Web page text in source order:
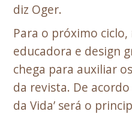
diz Oger.
Para o próximo
educadora e design
chega para auxiliar
da revista. De
da Vida’ será o